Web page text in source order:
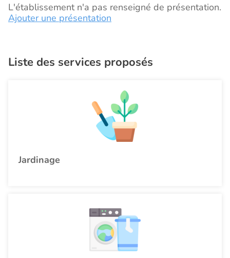
L'établissement n'a pas renseigné de présentation.
Ajouter une présentation
Liste des services proposés
Jardinage